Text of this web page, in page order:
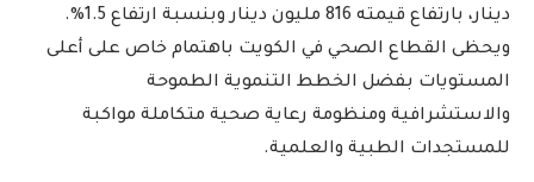
دينار، بارتفاع قيمته 816 مليون دينار وبنسبة ارتفاع 1.5%.
ويحظى القطاع الصحي في الكويت باهتمام خاص على أعلى
المستويات بفضل الخطط التنموية الطموحة
والاستشرافية ومنظومة رعاية صحية متكاملة مواكبة
للمستجدات الطبية والعلمية.